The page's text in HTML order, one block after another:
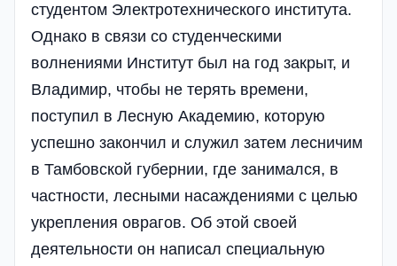
студентом Электротехнического института.
Однако в связи со студенческими
волнениями Институт был на год закрыт, и
Владимир, чтобы не терять времени,
поступил в Лесную Академию, которую
успешно закончил и служил затем лесничим
в Тамбовской губернии, где занимался, в
частности, лесными насаждениями с целью
укрепления оврагов. Об этой своей
деятельности он написал специальную